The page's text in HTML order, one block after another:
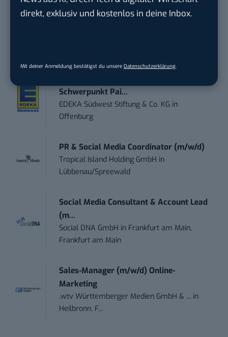
direkt, exklusiv und kostenlos in deine Inbox.
Mit deiner Anmeldung bestätigst du unsere Datenschutzerklärung.
Schwerpunkt Pai...
EDEKA Südwest Stiftung & Co. KG in
Offenburg
PR & Social Media Coordinator (m/w/d)
Tropical Island Holding GmbH in
Lübbenau/Spreewald
Social Media Consultant & Account Lead
(m...
Social DNA GmbH in Frankfurt am Main,
Frankfurt am Main
Sales-Manager (m/w/d) Online-
Marketing
.wtv Württemberger Medien GmbH & ... in
Heilbronn, F...